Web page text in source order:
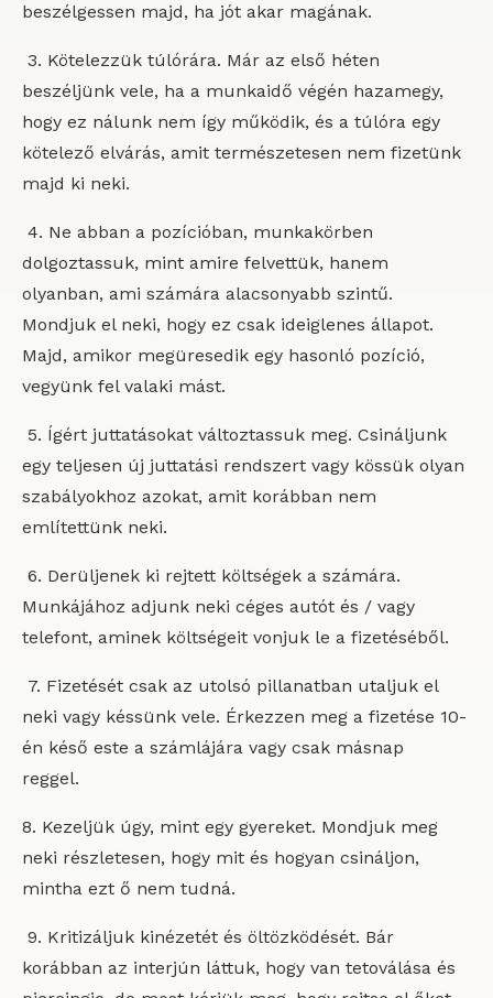
beszélgessen majd, ha jót akar magának.
3. Kötelezzük túlórára. Már az első héten
beszéljünk vele, ha a munkaidő végén hazamegy,
hogy ez nálunk nem így működik, és a túlóra egy
kötelező elvárás, amit természetesen nem fizetünk
majd ki neki.
4. Ne abban a pozícióban, munkakörben
dolgoztassuk, mint amire felvettük, hanem
olyanban, ami számára alacsonyabb szintű.
Mondjuk el neki, hogy ez csak ideiglenes állapot.
Majd, amikor megüresedik egy hasonló pozíció,
vegyünk fel valaki mást.
5. Ígért juttatásokat változtassuk meg. Csináljunk
egy teljesen új juttatási rendszert vagy kössük olyan
szabályokhoz azokat, amit korábban nem
említettünk neki.
6. Derüljenek ki rejtett költségek a számára.
Munkájához adjunk neki céges autót és / vagy
telefont, aminek költségeit vonjuk le a fizetéséből.
7. Fizetését csak az utolsó pillanatban utaljuk el
neki vagy késsünk vele. Érkezzen meg a fizetése 10-
én késő este a számlájára vagy csak másnap
reggel.
8. Kezeljük úgy, mint egy gyereket. Mondjuk meg
neki részletesen, hogy mit és hogyan csináljon,
mintha ezt ő nem tudná.
9. Kritizáljuk kinézetét és öltözködését. Bár
korábban az interjún láttuk, hogy van tetoválása és